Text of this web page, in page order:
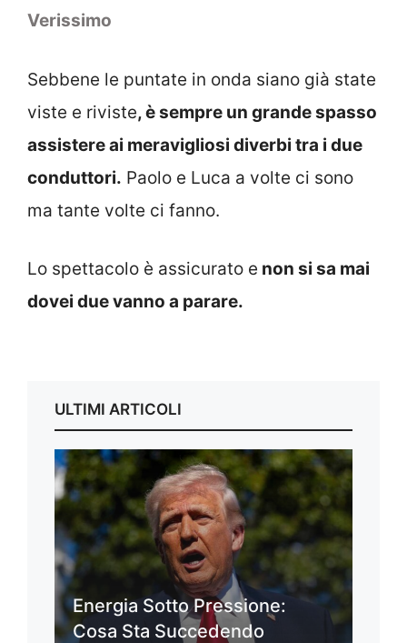
Verissimo
Sebbene le puntate in onda siano già state
viste e riviste, è sempre un grande spasso
assistere ai meravigliosi diverbi tra i due
conduttori. Paolo e Luca a volte ci sono
ma tante volte ci fanno.
Lo spettacolo è assicurato e non si sa mai
dovei due vanno a parare.
ULTIMI ARTICOLI
Energia Sotto Pressione:
Cosa Sta Succedendo